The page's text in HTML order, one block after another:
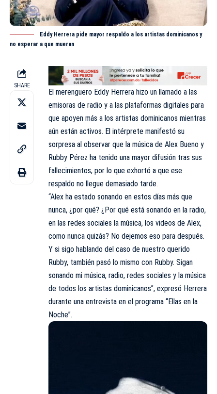
Eddy Herrera pide mayor respaldo a los artistas dominicanos y
no esperar a que mueran
SHARE
El merenguero Eddy Herrera hizo un llamado a las
emisoras de radio y a las plataformas digitales para
que apoyen más a los artistas dominicanos mientras
aún están activos. El intérprete manifestó su
sorpresa al observar que la música de Alex Bueno y
Rubby Pérez ha tenido una mayor difusión tras sus
fallecimientos, por lo que exhortó a que ese
respaldo no llegue demasiado tarde.
“Alex ha estado sonando en estos días más que
nunca, ¿por qué? ¿Por qué está sonando en la radio,
en las redes sociales la música, los videos de Alex,
como nunca quizás? No dejemos eso para después.
Y si sigo hablando del caso de nuestro querido
Rubby, también pasó lo mismo con Rubby. Sigan
sonando mi música, radio, redes sociales y la música
de todos los artistas dominicanos”, expresó Herrera
durante una entrevista en el programa “Ellas en la
Noche”.